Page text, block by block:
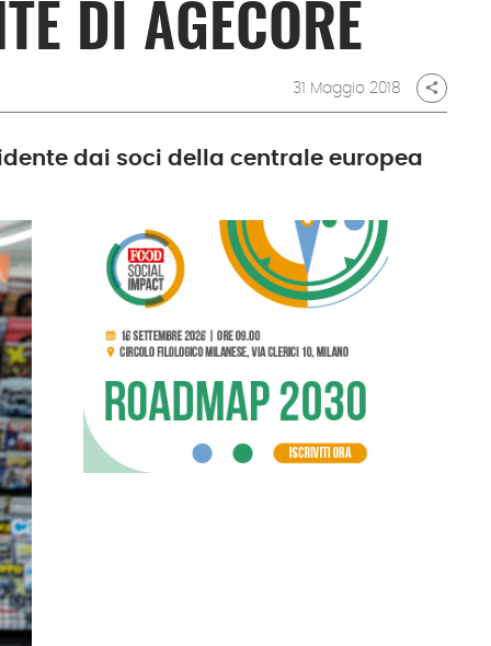
DI AGECORE
31 Maggio 2018 share
dai soci della centrale europea